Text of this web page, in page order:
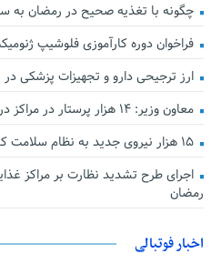
چگونه با تغذیه صحیح در رمضان به
فراخوان دوره کارآموزی فلوشیپ
ارز ترجیحی دارو و تجهیزات پزشکی در بودجه
معاون وزیر: ۱۴ هزار پرستار در مراکز درمانی کشور فعالیت می‌کنند
۱۵ هزار نیروی جدید به نظام سلامت کشور افزوده شد
اجرای طرح تشدید نظارت بر مراکز
رمضان
اخبار فوتبالی